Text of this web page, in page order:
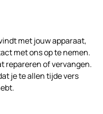
met jouw apparaat,
met ons op te nemen.
repareren of vervangen.
je te allen tijde vers